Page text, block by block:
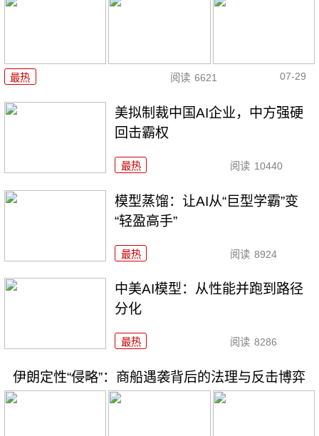
最热 阅读 6621 07-29
美拟制裁中国AI企业，中方强硬
回击霸权
最热 阅读 10440
模型蒸馏：让AI从“巨型学霸”变
“轻盈高手”
最热 阅读 8924
中美AI模型：从性能并跑到路径
分化
最热 阅读 8286
伊朗定性“侵略”：商船遇袭背后的法理与反击博弈